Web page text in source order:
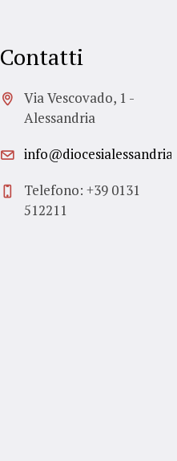
Contatti
Via Vescovado, 1 -
Alessandria
info@diocesialessandria.it
Telefono: +39 0131
512211